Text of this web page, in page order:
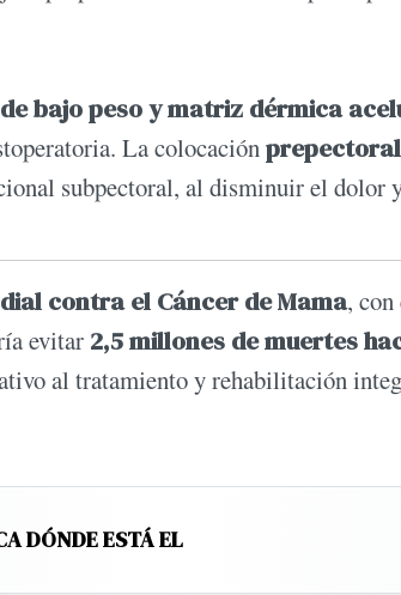
bajo peso y matriz dérmica
La colocación
subpectoral, al disminuir el dolor
contra el Cáncer de Mama,
evitar 2,5 millones de muertes
al tratamiento y rehabilitación
DÓNDE ESTÁ EL